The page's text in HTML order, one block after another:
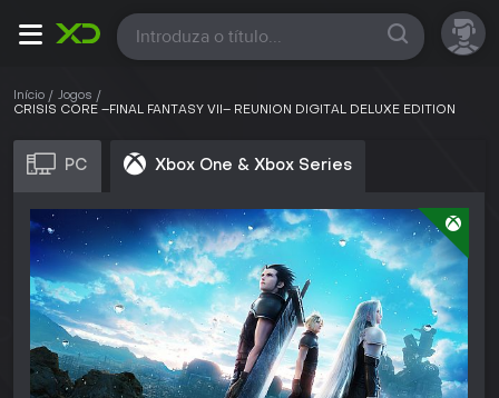
Todas
Início
Jogos
CRISIS CORE –FINAL FANTASY VII– REUNION DIGITAL DELUXE EDITION
PC Xbox One & Xbox Series